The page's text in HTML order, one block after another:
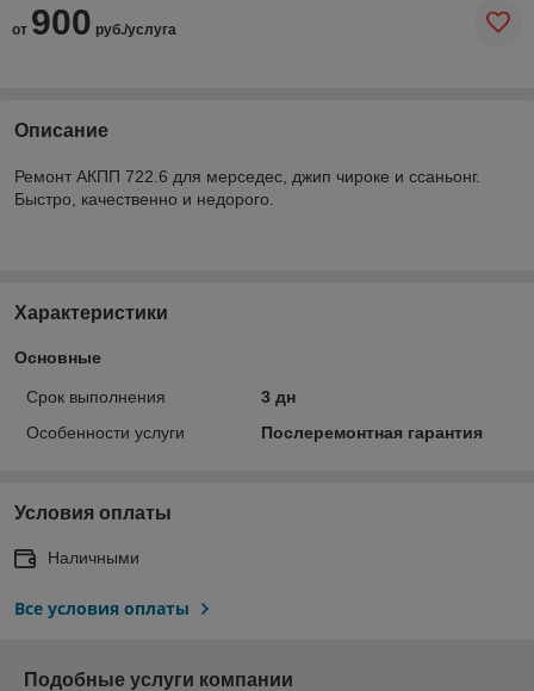
от 900 руб./услуга
Описание
Ремонт АКПП 722.6 для мерседес, джип чироке и ссаньонг.
Быстро, качественно и недорого.
Характеристики
Основные
Срок выполнения
3 дн
Особенности услуги
Послеремонтная гарантия
Условия оплаты
Наличными
Все условия оплаты
Подобные услуги компании